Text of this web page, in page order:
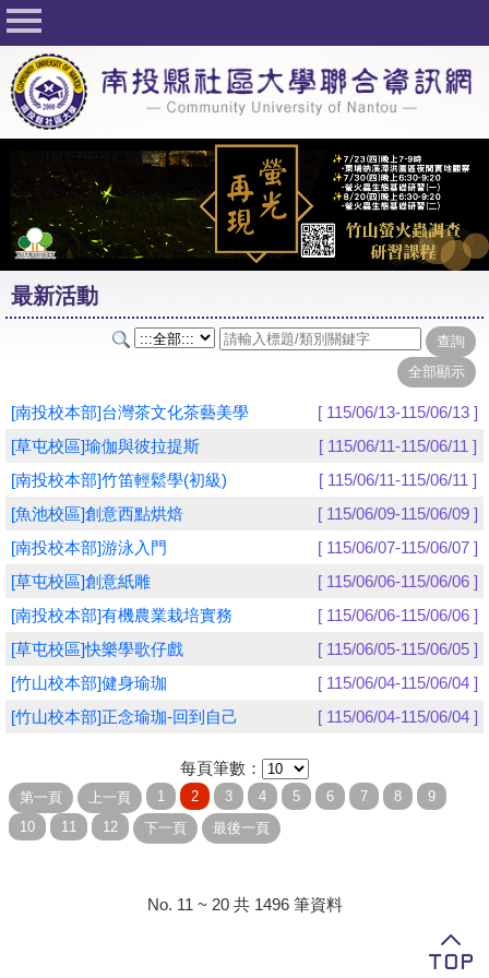
回首頁
關於社大
公佈欄
行事曆
最新活動
活動花絮
課程一覽表
志工與社團
友站連結
網路選課
學員專區
教師專區
評委專區
最新活動
[南投校本部]台灣茶文化茶藝美學
[ 115/06/13-115/06/13 ]
[草屯校區]瑜伽與彼拉提斯
[ 115/06/11-115/06/11 ]
[南投校本部]竹笛輕鬆學(初級)
[ 115/06/11-115/06/11 ]
[魚池校區]創意西點烘焙
[ 115/06/09-115/06/09 ]
[南投校本部]游泳入門
[ 115/06/07-115/06/07 ]
[草屯校區]創意紙雕
[ 115/06/06-115/06/06 ]
[南投校本部]有機農業栽培實務
[ 115/06/06-115/06/06 ]
[草屯校區]快樂學歌仔戲
[ 115/06/05-115/06/05 ]
[竹山校本部]健身瑜珈
[ 115/06/04-115/06/04 ]
[竹山校本部]正念瑜珈-回到自己
[ 115/06/04-115/06/04 ]
每頁筆數：
No. 11 ~ 20 共 1496 筆資料